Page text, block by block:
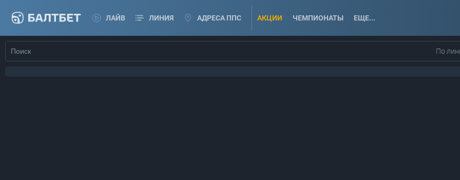
ЛАЙВ ЛИНИЯ АДРЕСА ППС АКЦИИ ЧЕМПИОНАТЫ ЕЩЕ...
По